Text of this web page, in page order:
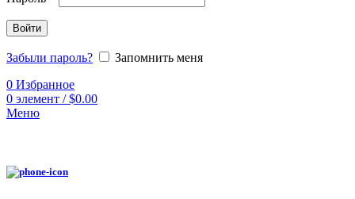
Войти
Забыли пароль?
Запомнить меня
0 Избранное
0 элемент / $0.00
Меню